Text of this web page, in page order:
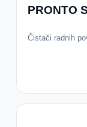
PRONTO
Čistači radnih